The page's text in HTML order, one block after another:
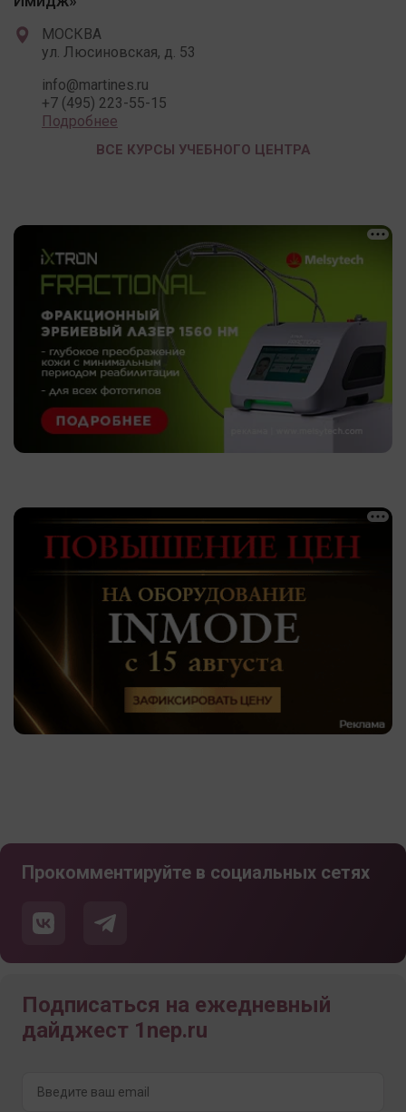
МОСКВА
ул. Люсиновская, д. 53
info@martines.ru
+7 (495) 223-55-15
Подробнее
ВСЕ КУРСЫ УЧЕБНОГО ЦЕНТРА
Прокомментируйте в социальных сетях
Подписаться на ежедневный
дайджест 1nep.ru